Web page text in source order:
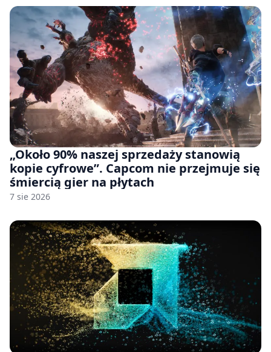
„Około 90% naszej sprzedaży stanowią
kopie cyfrowe”. Capcom nie przejmuje się
śmiercią gier na płytach
7 sie 2026